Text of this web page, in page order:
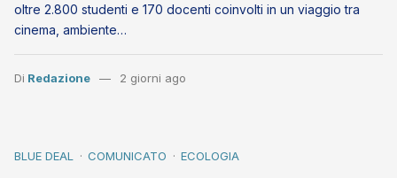
oltre 2.800 studenti e 170 docenti coinvolti in un viaggio tra
cinema, ambiente…
Di Redazione 2 giorni ago
BLUE DEAL COMUNICATO ECOLOGIA